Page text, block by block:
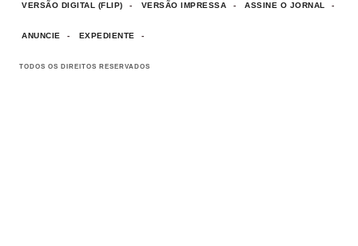
VERSÃO DIGITAL (FLIP) VERSÃO IMPRESSA ASSINE O JORNAL
ANUNCIE EXPEDIENTE
TODOS OS DIREITOS RESERVADOS